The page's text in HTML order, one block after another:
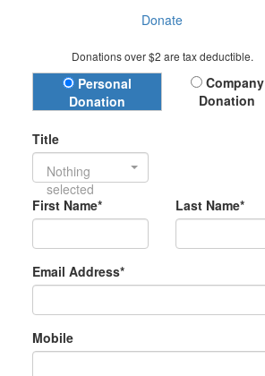
Donate
Donations over $2 are tax deductible.
Donation Type
Personal
Donation
Company
Donation
Title
Nothing
selected
First Name*
Last Name*
Email Address*
Mobile